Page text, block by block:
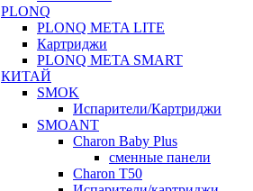
PLONQ
PLONQ META LITE
Картриджи
PLONQ META SMART
КИТАЙ
SMOK
Испарители/Картриджи
SMOANT
Charon Baby Plus
сменные панели
Charon T50